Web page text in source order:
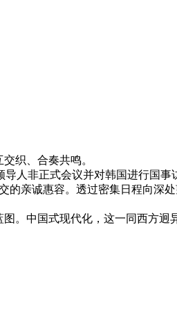
织、合奏共鸣。
人非正式会议并对韩国进行国事
诚惠容。透过密集日程向深
中国式现代化，这一同西方迥